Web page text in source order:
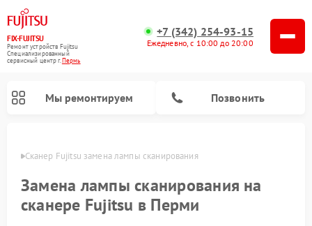
FIX-FUJITSU
Ремонт устройств Fujitsu
Специализированный
cервисный центр г.Пермь
+7 (342) 254-93-15
Ежедневно, с 10:00 до 20:00
Мы ремонтируем Позвонить
Сканер Fujitsu замена лампы сканирования
Замена лампы сканирования на
сканере Fujitsu в Перми